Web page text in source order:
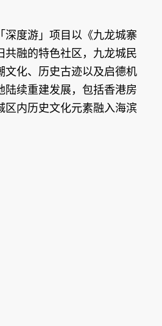
深度游」项目以《九龙城寨
融的特色社区，九龙城民
文化、历史古迹以及启德机
续重建发展，包括香港房
内历史文化元素融入海滨